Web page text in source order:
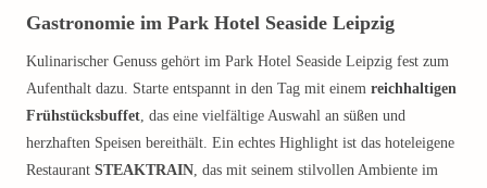
Gastronomie im Park Hotel Seaside Leipzig
Kulinarischer Genuss gehört im Park Hotel Seaside Leipzig fest zum
Aufenthalt dazu. Starte entspannt in den Tag mit einem reichhaltigen
Frühstücksbuffet, das eine vielfältige Auswahl an süßen und
herzhaften Speisen bereithält. Ein echtes Highlight ist das hoteleigene
Restaurant STEAKTRAIN, das mit seinem stilvollen Ambiente im